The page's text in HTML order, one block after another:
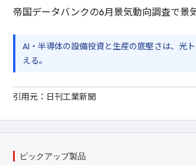
帝国データバンクの6月景気動向調査で景
AI・半導体の設備投資と生産の底堅さは、光
える。
引用元： 日刊工業新聞
ピックアップ製品